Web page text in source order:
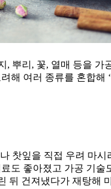
뿌리, 꽃, 열매 등을
해 여러 종류를 혼합
찻잎을 직접 우려 마
좋아졌고 가공 기
뒤 건져냈다가 재탕해